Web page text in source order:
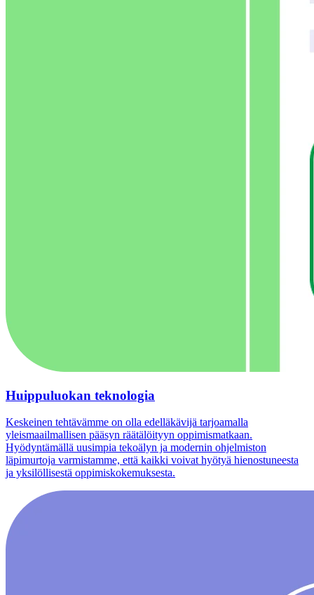
Huippuluokan teknologia
Keskeinen tehtävämme on olla edelläkävijä tarjoamalla
yleismaailmallisen pääsyn räätälöityyn oppimismatkaan.
Hyödyntämällä uusimpia tekoälyn ja modernin ohjelmiston
läpimurtoja varmistamme, että kaikki voivat hyötyä hienostuneesta
ja yksilöllisestä oppimiskokemuksesta.